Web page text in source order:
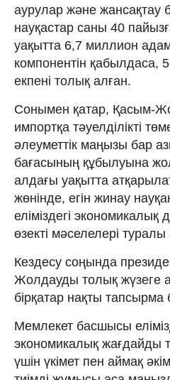
аурулар және жансақтау
науқастар саны 40
уақытта 6,7 миллион
компонентін қабылдаса,
екпені толық алған.
Сонымен қатар, Қасым-
импортқа тәуелділікті
әлеуметтік маңызы бар
бағасының құбылуына
алдағы уақытта
жөнінде, егін жинау
еліміздегі
өзекті мәселелері
Кездесу соңында
Жолдауды толық жүзеге
бірқатар нақты тапсырма
Мемлекет басшысы
экономикалық жағдайды
үшін үкімет пен аймақ